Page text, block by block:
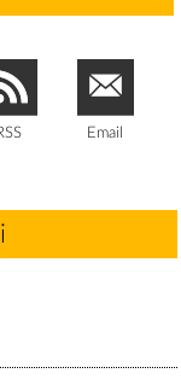
Email